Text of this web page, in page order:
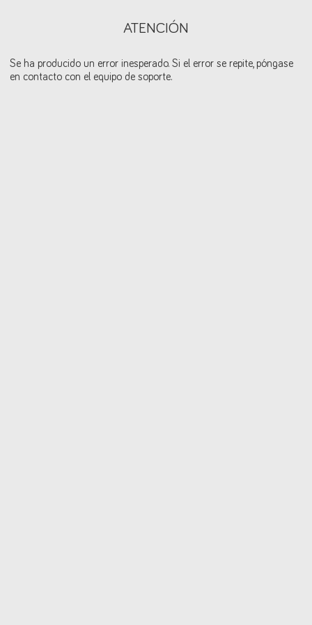
ATENCIÓN
Se ha producido un error inesperado. Si el error se repite, póngase
en contacto con el equipo de soporte.